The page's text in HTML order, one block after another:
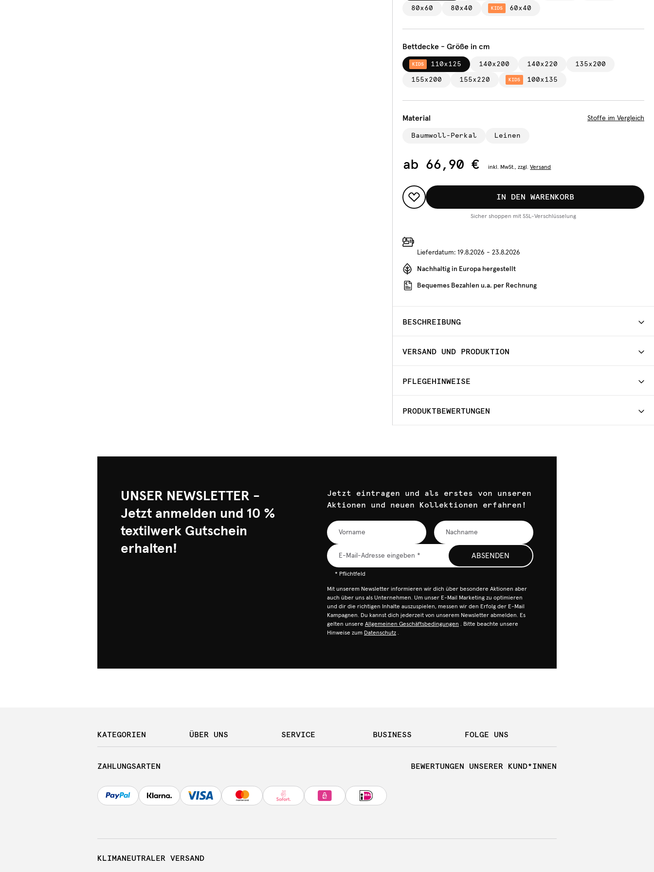
80x60 80x40 KIDS 60x40
Bettdecke - Größe in cm
KIDS 110x125 140x200 140x220 135x200
155x200 155x220 KIDS 100x135
Material Stoffe im Vergleich
Baumwoll-Perkal Leinen
ab 66,90 € inkl. MwSt., zzgl. Versand
IN DEN WARENKORB
Sicher shoppen mit SSL-Verschlüsselung
Lieferdatum: 19.8.2026 - 23.8.2026
Nachhaltig in Europa hergestellt
Bequemes Bezahlen u.a. per Rechnung
BESCHREIBUNG
VERSAND UND PRODUKTION
PFLEGEHINWEISE
PRODUKTBEWERTUNGEN
UNSER NEWSLETTER -
Jetzt anmelden und 10 %
textilwerk Gutschein
erhalten!
Jetzt eintragen und als erstes von unseren
Aktionen und neuen Kollektionen erfahren!
ABSENDEN
* Pflichtfeld
Mit unserem Newsletter informieren wir dich über besondere Aktionen aber
auch über uns als Unternehmen. Um unser E-Mail Marketing zu optimieren
und dir die richtigen Inhalte auszuspielen, messen wir den Erfolg der E-Mail
Kampagnen. Du kannst dich jederzeit von unserem Newsletter abmelden. Es
gelten unsere Allgemeinen Geschäftsbedingungen . Bitte beachte unsere
Hinweise zum Datenschutz .
KATEGORIEN ÜBER UNS SERVICE BUSINESS FOLGE UNS
ZAHLUNGSARTEN BEWERTUNGEN UNSERER KUND*INNEN
KLIMANEUTRALER VERSAND